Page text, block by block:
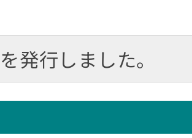
発行しました。